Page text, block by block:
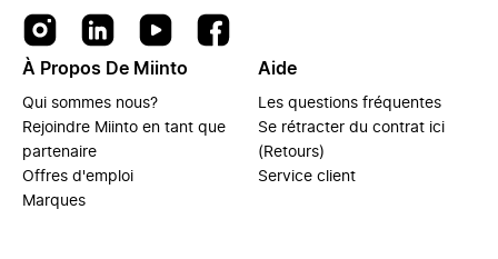
À Propos De Miinto
Qui sommes nous?
Rejoindre Miinto en tant que
partenaire
Offres d'emploi
Marques
Aide
Les questions fréquentes
Se rétracter du contrat ici
(Retours)
Service client